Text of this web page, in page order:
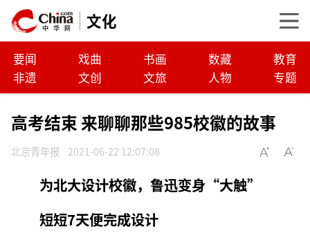
文化
要闻 戏曲 书画 数藏
教育
非遗
文创 文旅 人物 专题
高考结束 来聊聊那些985校徽的故事
北京青年报 2021-06-22 12:07:08
为北大设计校徽，鲁迅变身“大触”
短短7天便完成设计